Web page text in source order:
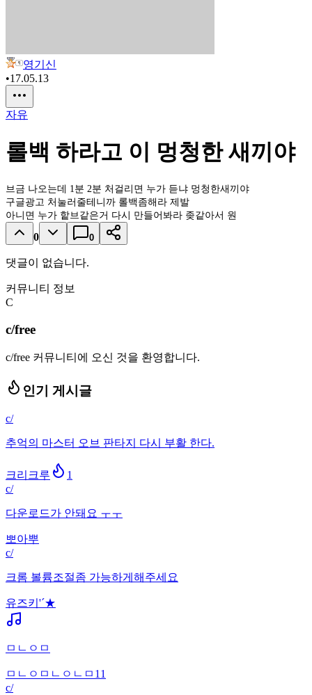
영기신
•17.05.13
자유
롤백 하라고 이 멍청한 새끼야
브금 나오는데 1분 2분 처걸리면 누가 듣냐 멍청한새끼야
구글광고 처눌러줄테니까 롤백좀해라 제발
아니면 누가 핱브같은거 다시 만들어봐라 좆같아서 원
0 0
댓글이 없습니다.
커뮤니티 정보
C
c/free
c/free 커뮤니티에 오신 것을 환영합니다.
인기 게시글
c/
추억의 마스터 오브 판타지 다시 부활 한다.
크리크루
1
c/
다운로드가 안돼요 ㅜㅜ
뽀아뿌
c/
크롬 볼륨조절좀 가능하게해주세요
유즈키'´★
ㅁㄴㅇㅁ
ㅁㄴㅇㅁㄴㅇㄴㅁ11
c/